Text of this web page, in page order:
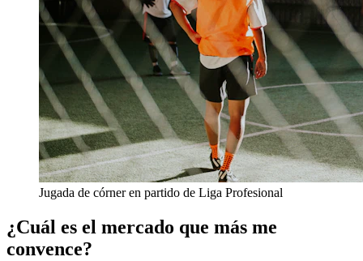
Jugada de córner en partido de Liga Profesional
¿Cuál es el mercado que más me
convence?